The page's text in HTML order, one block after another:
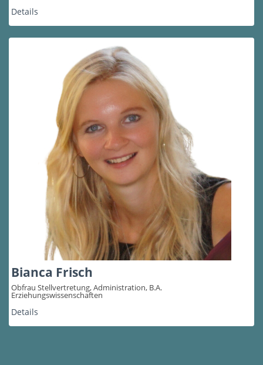
Details
Bianca Frisch
Obfrau Stellvertretung, Administration, B.A.
Erziehungswissenschaften
Details